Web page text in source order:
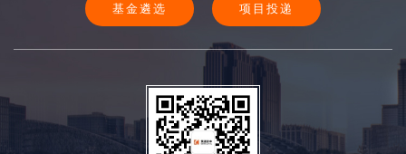
基金遴选 项目投递